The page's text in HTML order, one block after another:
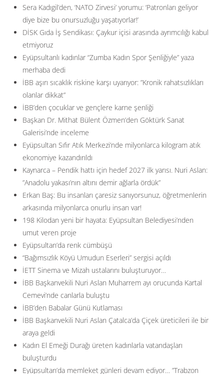
Sera Kadıgil’den, ‘NATO Zirvesi’ yorumu: ‘Patronları geliyor
diye bize bu onursuzluğu yaşatıyorlar!’
DİSK Gıda İş Sendikası: Çaykur içisi arasında ayrımcılığı kabul
etmiyoruz
Eyüpsultanlı kadınlar “Zumba Kadın Spor Şenliğiyle” yaza
merhaba dedi
İBB aşırı sıcaklık riskine karşı uyarıyor: ”Kronik rahatsızlıkları
olanlar dikkat”
İBB’den çocuklar ve gençlere karne şenliği
Başkan Dr. Mithat Bülent Özmen’den Göktürk Sanat
Galerisi’nde inceleme
Eyüpsultan Sıfır Atık Merkezi’nde milyonlarca kilogram atık
ekonomiye kazandırıldı
Kaynarca – Pendik hattı için hedef 2027 ilk yarısı. Nuri Aslan:
”Anadolu yakası’nın altını demir ağlarla ördük”
Erkan Baş: Bu insanları çaresiz sanıyorsunuz, öğretmenlerin
arkasında milyonlarca onurlu insan var!
198 Kilodan yeni bir hayata: Eyüpsultan Belediyesi’nden
umut veren proje
Eyüpsultan’da renk cümbüşü
“Bağımsızlık Köyü Umudun Eserleri” sergisi açıldı
İETT Sinema ve Mizah ustalarını buluşturuyor…
İBB Başkanvekili Nuri Aslan Muharrem ayı orucunda Kartal
Cemevi’nde canlarla buluştu
İBB’den Babalar Günü Kutlaması
İBB Başkanvekili Nuri Aslan Çatalca’da Çiçek üreticileri ile bir
araya geldi
Kadın El Emeği Durağı üreten kadınlarla vatandaşları
buluşturdu
Eyüpsultan’da memleket günleri devam ediyor… ”Trabzon